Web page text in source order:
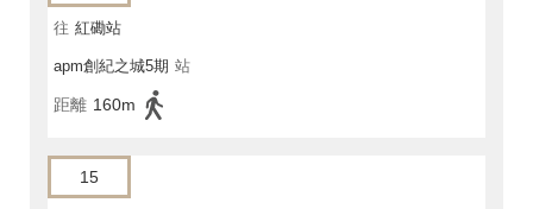
往 紅磡站
apm創紀之城5期 站
距離 160m
15